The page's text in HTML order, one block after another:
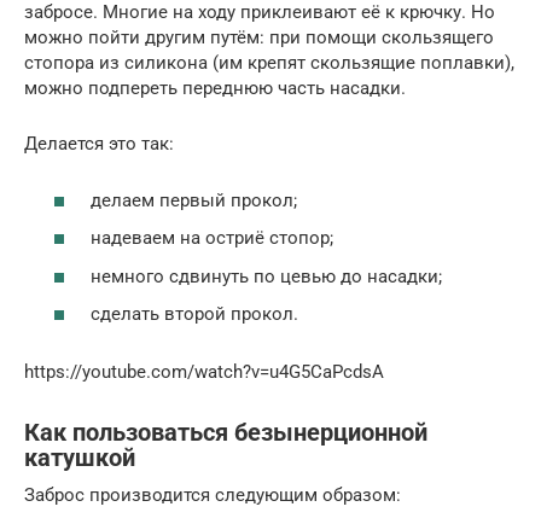
забросе. Многие на ходу приклеивают её к крючку. Но
можно пойти другим путём: при помощи скользящего
стопора из силикона (им крепят скользящие поплавки),
можно подпереть переднюю часть насадки.
Делается это так:
делаем первый прокол;
надеваем на остриё стопор;
немного сдвинуть по цевью до насадки;
сделать второй прокол.
https://youtube.com/watch?v=u4G5CaPcdsA
Как пользоваться безынерционной
катушкой
Заброс производится следующим образом: